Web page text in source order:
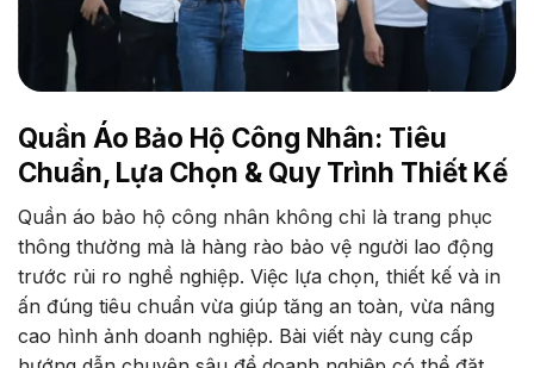
Quần Áo Bảo Hộ Công Nhân: Tiêu
Chuẩn, Lựa Chọn & Quy Trình Thiết Kế
Quần áo bảo hộ công nhân không chỉ là trang phục
thông thường mà là hàng rào bảo vệ người lao động
trước rủi ro nghề nghiệp. Việc lựa chọn, thiết kế và in
ấn đúng tiêu chuẩn vừa giúp tăng an toàn, vừa nâng
cao hình ảnh doanh nghiệp. Bài viết này cung cấp